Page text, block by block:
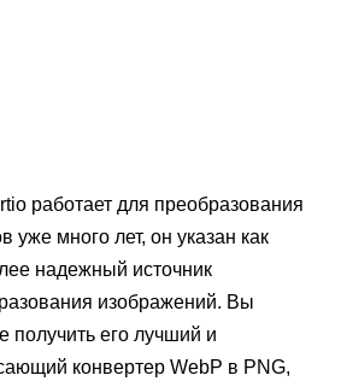
работает для преобразования
уже много лет, он указан как
надежный источник
изображений. Вы
получить его лучший и
конвертер WebP в PNG,